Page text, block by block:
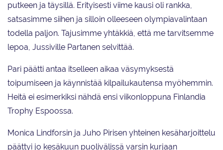
putkeen ja täysillä. Erityisesti viime kausi oli rankka,
satsasimme siihen ja silloin olleeseen olympiavalintaan
todella paljon. Tajusimme yhtäkkiä, että me tarvitsemme
lepoa, Jussiville Partanen selvittää.
Pari päätti antaa itselleen aikaa väsymyksestä
toipumiseen ja käynnistää kilpailukautensa myöhemmin.
Heitä ei esimerkiksi nähdä ensi viikonloppuna Finlandia
Trophy Espoossa.
Monica Lindforsin ja Juho Pirisen yhteinen kesäharjoittelu
päättyi jo kesäkuun puolivälissä varsin kurjaan